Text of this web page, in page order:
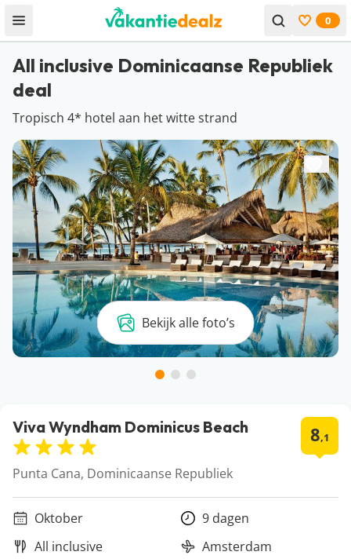
Open menu Bekijk
0
All inclusive Dominicaanse Republiek
deal
Tropisch 4* hotel aan het witte strand
Bekijk alle foto’s
Viva Wyndham Dominicus Beach 8,1
Punta Cana, Dominicaanse Republiek
Oktober
9 dagen
All inclusive
Amsterdam